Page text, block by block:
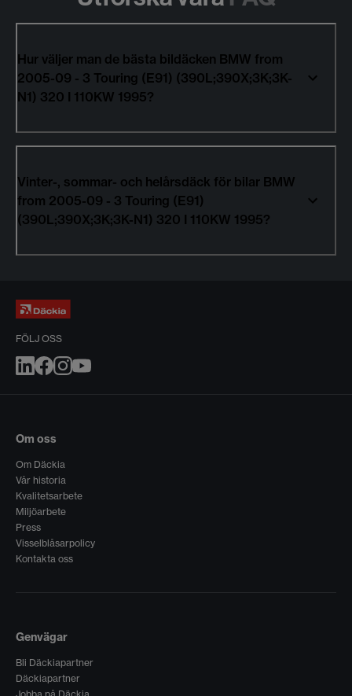
Hur väljer man de bästa bildäcken BMW from
2005-09 - 3 Touring (E91) (390L;390X;3K;3K-
N1) 320 I 110KW 1995?
Vinter-, sommar- och helårsdäck för bilar BMW
from 2005-09 - 3 Touring (E91)
(390L;390X;3K;3K-N1) 320 I 110KW 1995?
FÖLJ OSS
Om oss
Om Däckia
Vår historia
Kvalitetsarbete
Miljöarbete
Press
Visselblåsarpolicy
Kontakta oss
Genvägar
Bli Däckiapartner
Däckiapartner